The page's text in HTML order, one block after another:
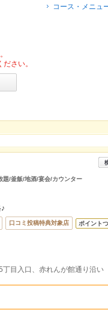
コース・メニュ
さい。
題/釜飯/地酒/宴会/カウンター
口コミ投稿特典対象店 ポイント
丁目入口、赤れんが館通り沿い